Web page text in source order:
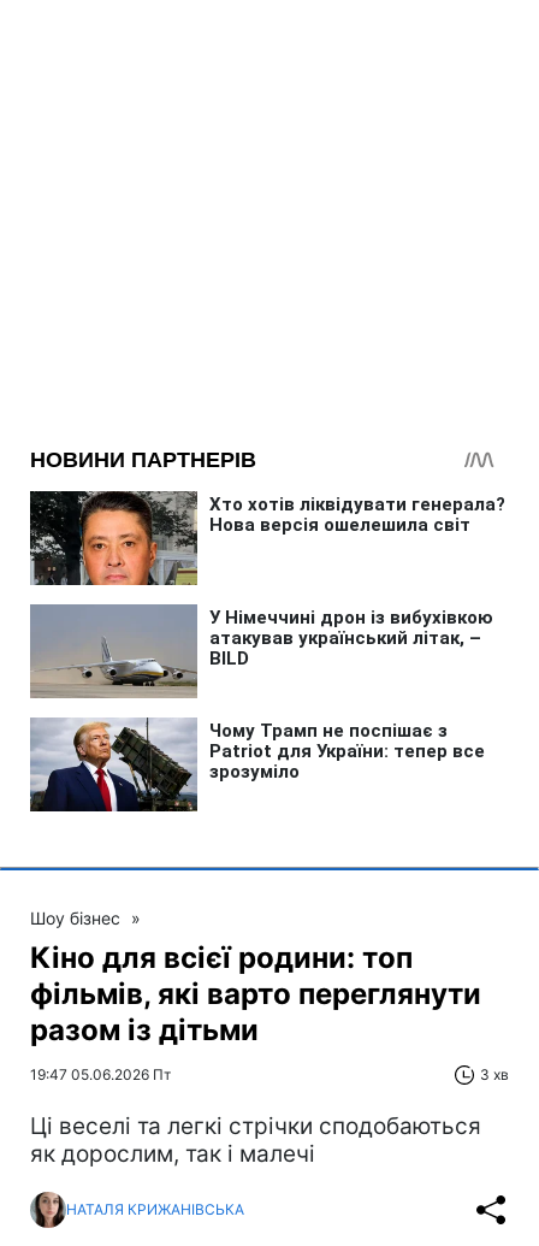
Шоу бізнес »
Кіно для всієї родини: топ
фільмів, які варто переглянути
разом із дітьми
19:47 05.06.2026 Пт 3 хв
Ці веселі та легкі стрічки сподобаються
як дорослим, так і малечі
НАТАЛЯ КРИЖАНІВСЬКА